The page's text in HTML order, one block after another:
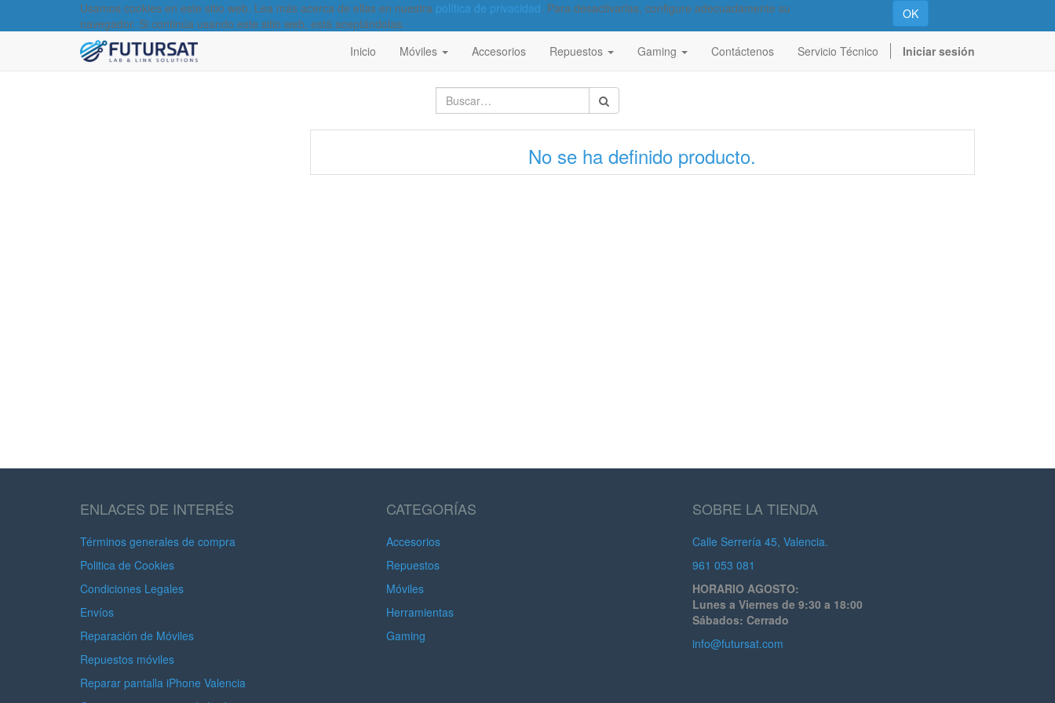
Usamos cookies en este sitio web. Lea más acerca de ellas en nuestra política de privacidad. Para desactivarlas, configure adecuadamente su
navegador. Si continúa usando este sitio web, está aceptándolas.
OK
Inicio Móviles Accesorios Repuestos Gaming Contáctenos Servicio Técnico Iniciar sesión
No se ha definido producto.
ENLACES DE INTERÉS
Términos generales de compra
Politica de Cookies
Condiciones Legales
Envíos
Reparación de Móviles
Repuestos móviles
Reparar pantalla iPhone Valencia
CATEGORÍAS
Accesorios
Repuestos
Móviles
Herramientas
Gaming
SOBRE LA TIENDA
Calle Serrería 45, Valencia.
961 053 081
HORARIO AGOSTO:
Lunes a Viernes de 9:30 a 18:00
Sábados: Cerrado
info@futursat.com